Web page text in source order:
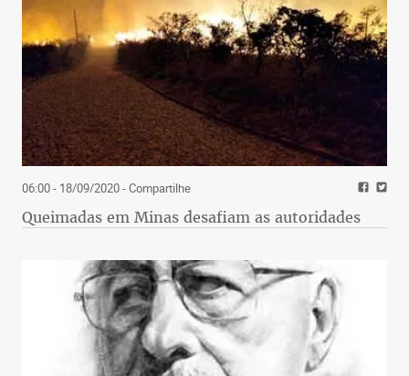
06:00 - 18/09/2020- Compartilhe
Queimadas em Minas desafiam as autoridades